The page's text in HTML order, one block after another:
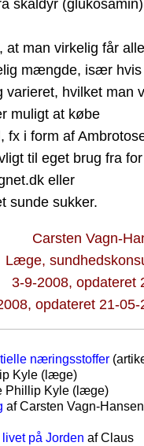
skaldyr
man virkelig får
mængde, især hvis
varieret, hvilket man
muligt at købe
fx i form af
til eget brug fra for
eller
sunde sukker.
Carsten Vagn-
Læge,
3-9-2008, opdateret
opdateret 21-05-
næringsstoffer
Kyle (læge)
Phillip Kyle (læge)
af Carsten Vagn-Hansen
på Jorden af Claus